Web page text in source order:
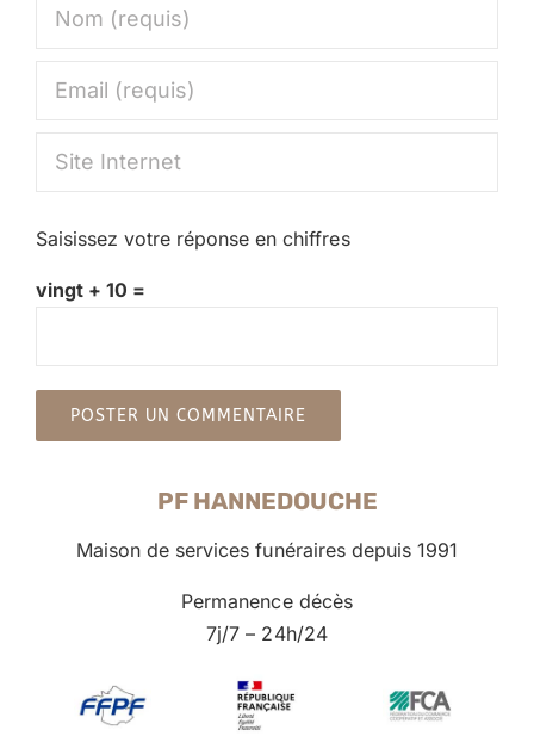
Saisissez votre réponse en chiffres
vingt + 10 =
PF HANNEDOUCHE
Maison de services funéraires depuis 1991
Permanence décès
7j/7 – 24h/24